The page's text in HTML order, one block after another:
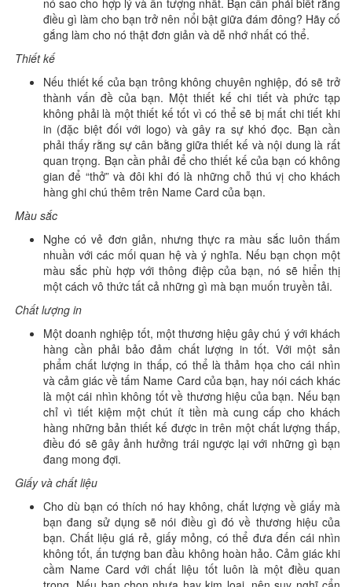
nó sao cho hợp lý và ấn tượng nhất. Bạn cần phải biết rằng
điều gì làm cho bạn trở nên nổi bật giữa đám đông? Hãy cố
gắng làm cho nó thật đơn giản và dễ nhớ nhất có thể.
Thiết kế
Nếu thiết kế của bạn trông không chuyên nghiệp, đó sẽ trở
thành vấn đề của bạn. Một thiết kế chi tiết và phức tạp
không phải là một thiết kế tốt vì có thể sẽ bị mất chi tiết khi
in (đặc biệt đối với logo) và gây ra sự khó đọc. Bạn cần
phải thấy rằng sự cân bằng giữa thiết kế và nội dung là rất
quan trọng. Bạn cần phải để cho thiết kế của bạn có không
gian để “thở” và đôi khi đó là những chỗ thú vị cho khách
hàng ghi chú thêm trên Name Card của bạn.
Màu sắc
Nghe có vẻ đơn giản, nhưng thực ra màu sắc luôn thấm
nhuần với các mối quan hệ và ý nghĩa. Nếu bạn chọn một
màu sắc phù hợp với thông điệp của bạn, nó sẽ hiển thị
một cách vô thức tất cả những gì mà bạn muốn truyền tải.
Chất lượng in
Một doanh nghiệp tốt, một thương hiệu gây chú ý với khách
hàng cần phải bảo đảm chất lượng in tốt. Với một sản
phẩm chất lượng in thấp, có thể là thảm họa cho cái nhìn
và cảm giác về tấm Name Card của bạn, hay nói cách khác
là một cái nhìn không tốt về thương hiệu của bạn. Nếu bạn
chỉ vì tiết kiệm một chút ít tiền mà cung cấp cho khách
hàng những bản thiết kế được in trên một chất lượng thấp,
điều đó sẽ gây ảnh hưởng trái ngược lại với những gì bạn
đang mong đợi.
Giấy và chất liệu
Cho dù bạn có thích nó hay không, chất lượng về giấy mà
bạn đang sử dụng sẽ nói điều gì đó về thương hiệu của
bạn. Chất liệu giá rẻ, giấy mỏng, có thể đưa đến cái nhìn
không tốt, ấn tượng ban đầu không hoàn hảo. Cảm giác khi
cầm Name Card với chất liệu tốt luôn là một điều quan